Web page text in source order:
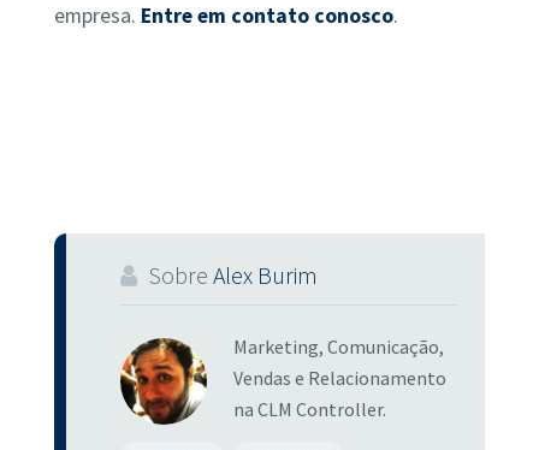
empresa. Entre em contato conosco.
Sobre Alex Burim
Marketing, Comunicação,
Vendas e Relacionamento
na CLM Controller.